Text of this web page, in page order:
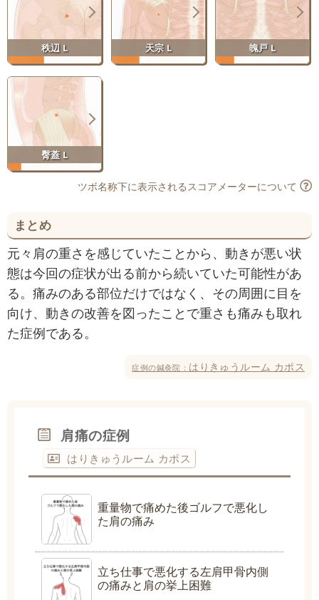
秩辺 L 天宗 L 魄戸 L
臀蓋 L
ツボ名称下に表示されるスコアメーターについて
まとめ
元々肩の重さを感じていたことから、動きが悪い状
態は今回の症状が出る前から続いていた可能性があ
る。痛みのある部位だけではなく、その周囲に目を
向け、動きの改善を図ったことで重さも痛みも取れ
た症例である。
症例の鍼灸院： はりきゅうルーム カポス
肩痛の症例
はりきゅうルーム カポス
重量物で痛めた後ゴルフで悪化し
た肩の痛み
立ち仕事で悪化する左肩甲骨内側
の痛みと肩の挙上困難